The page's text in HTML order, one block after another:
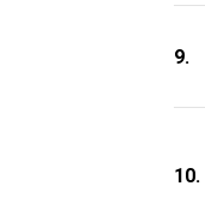
9.
10.